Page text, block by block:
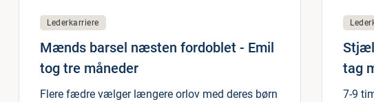
Lederkarriere
Mænds barsel næsten fordoblet - Emil
tog tre måneder
Flere fædre vælger længere orlov med deres børn
tag
7-9